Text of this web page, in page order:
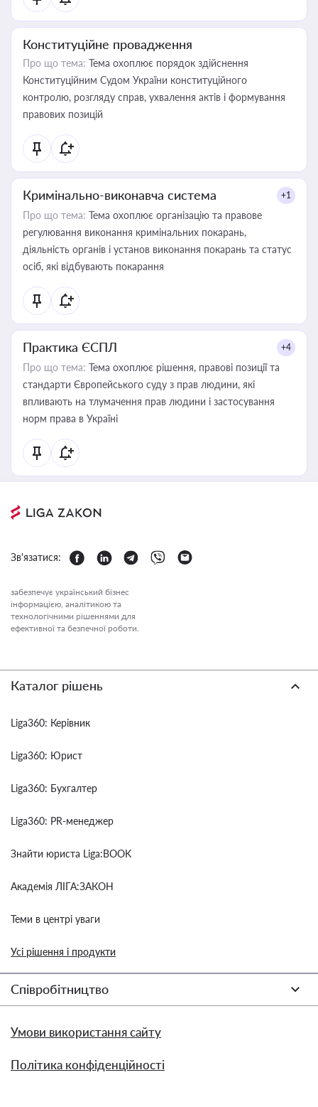
Конституційне провадження
Про що тема: Тема охоплює порядок здійснення
Конституційним Судом України конституційного
контролю, розгляду справ, ухвалення актів і формування
правових позицій
Кримінально-виконавча система +1
Про що тема: Тема охоплює організацію та правове
регулювання виконання кримінальних покарань,
діяльність органів і установ виконання покарань та статус
осіб, які відбувають покарання
Практика ЄСПЛ +4
Про що тема: Тема охоплює рішення, правові позиції та
стандарти Європейського суду з прав людини, які
впливають на тлумачення прав людини і застосування
норм права в Україні
Зв'язатися:
забезпечує український бізнес
інформацією, аналітикою та
технологічними рішеннями для
ефективної та безпечної роботи.
Каталог рішень
Liga360: Керівник
Liga360: Юрист
Liga360: Бухгалтер
Liga360: PR-менеджер
Знайти юриста Liga:BOOK
Академія ЛІГА:ЗАКОН
Теми в центрі уваги
Усі рішення і продукти
Співробітництво
Умови використання сайту
Політика конфіденційності